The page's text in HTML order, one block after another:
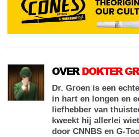
OVERDOKTER
Dr. Groen is een
in hart en longen en
liefhebber van
kweekt hij allerlei
door CNNBS en G-